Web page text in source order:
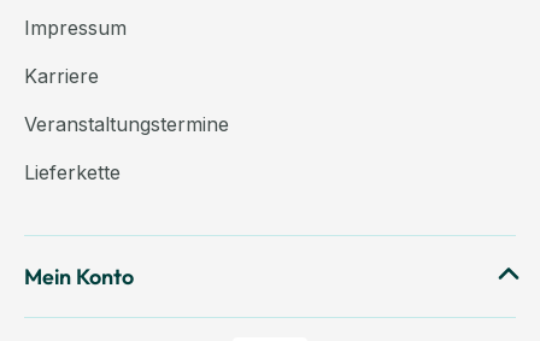
Impressum
Karriere
Veranstaltungstermine
Lieferkette
Mein Konto